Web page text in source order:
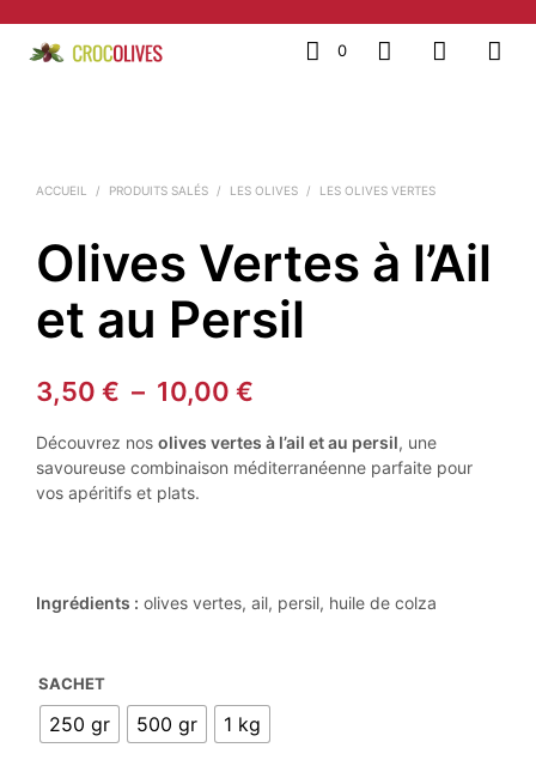
0
ACCUEIL / PRODUITS SALÉS / LES OLIVES / LES OLIVES VERTES
Olives Vertes à l’Ail
et au Persil
3,50 € – 10,00 €
de
prix :
10,00 €
Découvrez nos olives vertes à l’ail et au persil, une
savoureuse combinaison méditerranéenne parfaite pour
vos apéritifs et plats.
Ingrédients : olives vertes, ail, persil, huile de colza
SACHET
250 gr 500 gr 1 kg